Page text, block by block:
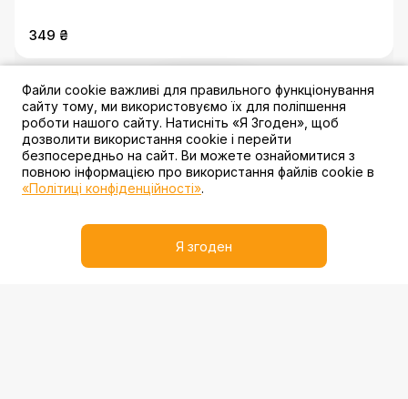
349 ₴
2 акції
Тріпл-комбо меню
Файли cookie важливі для правильного функціонування
сайту тому, ми використовуємо їх для поліпшення
роботи нашого сайту. Натисніть «Я Згоден», щоб
дозволити використання cookie і перейти
безпосередньо на сайт. Ви можете ознайомитися з
повною інформацією про використання файлів cookie в
«Політиці конфіденційності».
Я згоден